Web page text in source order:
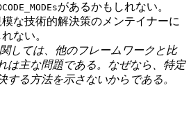
CODE_MODEsがあるかもしれない。
な技術的解決策のメンテイナーに
ない。
しては、他のフレームワークと比
は主な問題である。なぜなら、特定
する方法を示さないからである。